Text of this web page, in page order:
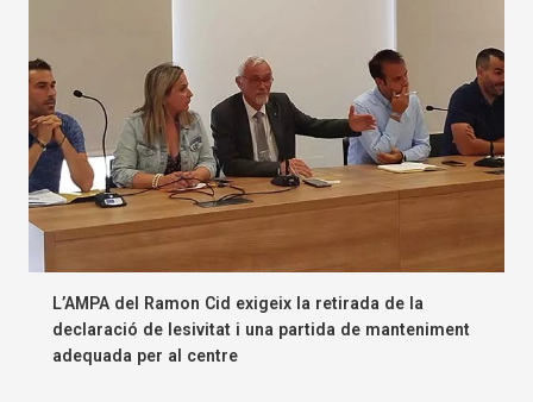
L’AMPA del Ramon Cid exigeix la retirada de la
declaració de lesivitat i una partida de manteniment
adequada per al centre